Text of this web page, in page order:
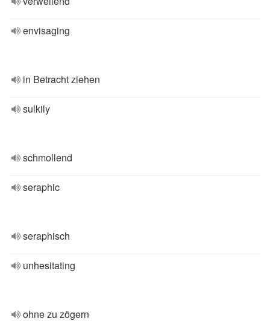
envisaging
in Betracht ziehen
sulkily
schmollend
seraphic
seraphisch
unhesitating
ohne zu zögern